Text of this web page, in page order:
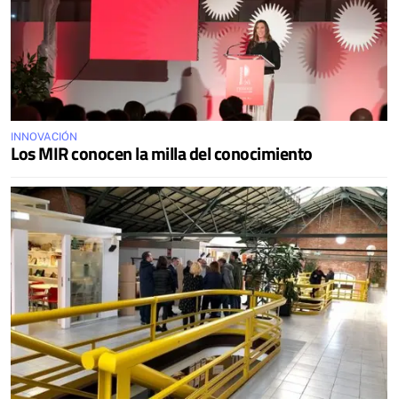
INNOVACIÓN
Los MIR conocen la milla del conocimiento